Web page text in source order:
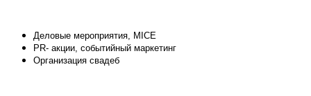
Деловые мероприятия, MICE
PR- акции, событийный маркетинг
Организация свадеб